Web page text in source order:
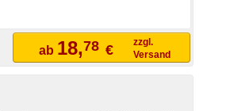
ab 18,78 €
zzgl.
Versand